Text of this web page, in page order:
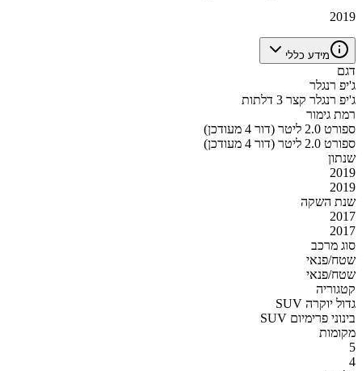
2019
מידע כללי
דגם
ג'יפ רנגלר
ג'יפ רנגלר קצר 3 דלתות
רמת גימור
ספורט 2.0 ליטר (דור 4 מעודכן)
ספורט 2.0 ליטר (דור 4 מעודכן)
שנתון
2019
2019
שנת השקה
2017
2017
סוג מרכב
שטח/פנאי
שטח/פנאי
קטגוריה
SUV גדול יוקרה
SUV בינוני פרימיום
מקומות
5
4